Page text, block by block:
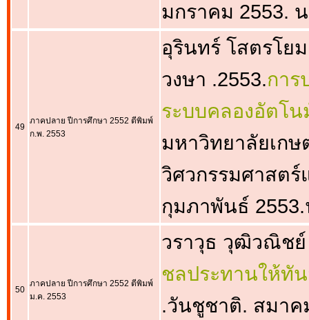
มกราคม 2553.
49
ภาคปลาย ปีการศึกษา 2552 ตีพิมพ์
ก.พ. 2553
อุรินทร์ โสตรโ
วงษา .2553.การ
ระบบคลองอัตโ
มหาวิทยาลัยเก
วิศวกรรมศาสตร์
กุมภาพันธ์
50
ภาคปลาย ปีการศึกษา 2552 ตีพิมพ์
ม.ค. 2553
วราวุธ วุฒิวณิชย์
ชลประทานให้ทั
.วันชูชาติ. สมาค